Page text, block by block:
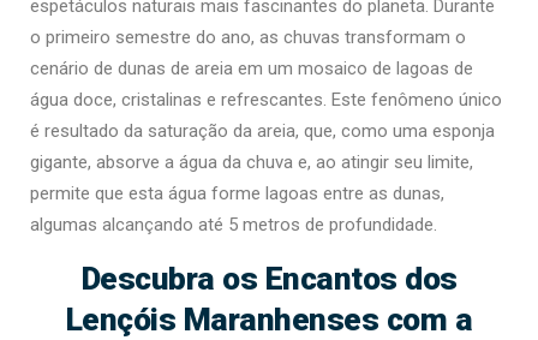
espetáculos naturais mais fascinantes do planeta. Durante
o primeiro semestre do ano, as chuvas transformam o
cenário de dunas de areia em um mosaico de lagoas de
água doce, cristalinas e refrescantes. Este fenômeno único
é resultado da saturação da areia, que, como uma esponja
gigante, absorve a água da chuva e, ao atingir seu limite,
permite que esta água forme lagoas entre as dunas,
algumas alcançando até 5 metros de profundidade.
Descubra os Encantos dos
Lençóis Maranhenses com a